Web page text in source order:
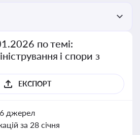
по темі:
і спори з
ЕКСПОРТ
джерел
за 28 січня